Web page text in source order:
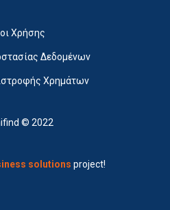
Χρήσης
Δεδομένων
Χρημάτων
© 2022
solutions project!